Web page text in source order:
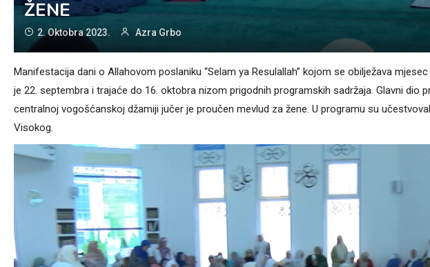
ŽENE
2. Oktobra 2023. Azra Grbo
Manifestacija dani o Allahovom poslaniku “Selam ya Resulallah” kojom se obilježava
je 22. septembra i trajaće do 16. oktobra nizom prigodnih programskih sadržaja. Glavni dio
centralnoj vogošćanskoj džamiji jučer je proučen mevlud za žene. U programu su
Visokog.